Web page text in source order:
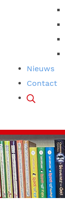
Nieuws
Contact